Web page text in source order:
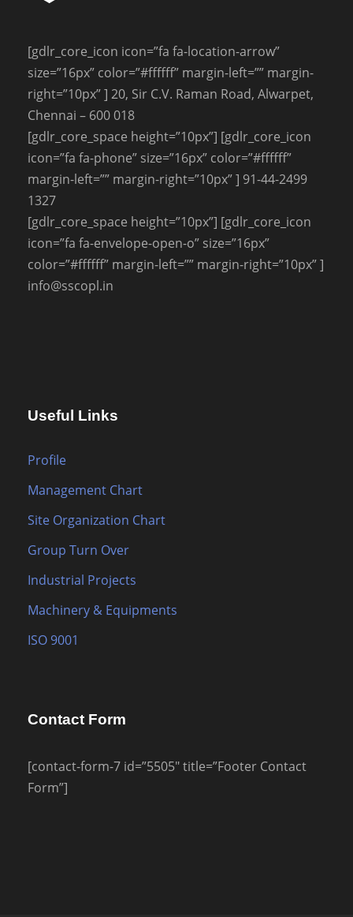
[gdlr_core_icon icon=”fa fa-location-arrow”
size=”16px” color=”#ffffff” margin-left=”” margin-
right=”10px” ] 20, Sir C.V. Raman Road, Alwarpet,
Chennai – 600 018
[gdlr_core_space height=”10px”] [gdlr_core_icon
icon=”fa fa-phone” size=”16px” color=”#ffffff”
margin-left=”” margin-right=”10px” ] 91-44-2499
1327
[gdlr_core_space height=”10px”] [gdlr_core_icon
icon=”fa fa-envelope-open-o” size=”16px”
color=”#ffffff” margin-left=”” margin-right=”10px” ]
info@sscopl.in
Useful Links
Profile
Management Chart
Site Organization Chart
Group Turn Over
Industrial Projects
Machinery & Equipments
ISO 9001
Contact Form
[contact-form-7 id=”5505″ title=”Footer Contact
Form”]